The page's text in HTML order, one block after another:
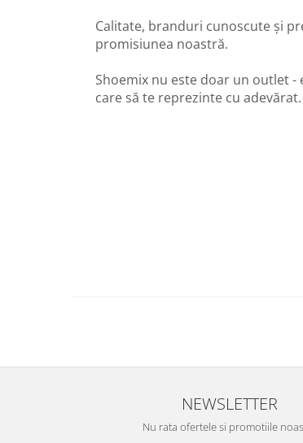
Calitate, branduri cunoscute și
promisiunea noastră.
Shoemix nu este doar un outlet -
care să te reprezinte cu adevărat.
NEWSLETTER
Nu rata ofertele si promotiile